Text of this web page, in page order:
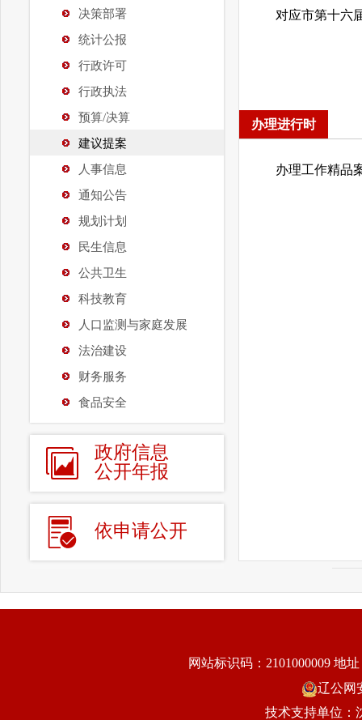
决策部署
统计公报
行政许可
行政执法
预算/决算
建议提案
人事信息
通知公告
规划计划
民生信息
公共卫生
科技教育
人口监测与家庭发展
法治建设
财务服务
食品安全
政府信息
公开年报
依申请公开
办理进行时
办理工作精品
网站标识码：2101000009 地址
辽公网
技术支持单位：